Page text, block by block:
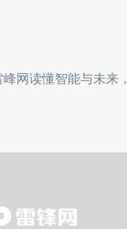
网读懂智能与未来，